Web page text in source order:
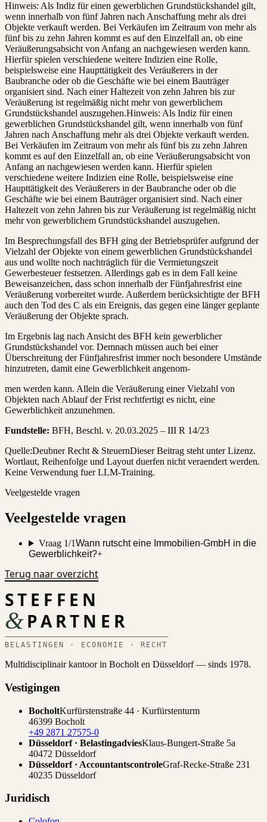
Hinweis: Als Indiz für einen gewerblichen Grundstückshandel gilt,
wenn innerhalb von fünf Jahren nach Anschaffung mehr als drei
Objekte verkauft werden. Bei Verkäufen im Zeitraum von mehr als
fünf bis zu zehn Jahren kommt es auf den Einzelfall an, ob eine
Veräußerungsabsicht von Anfang an nachgewiesen werden kann.
Hierfür spielen verschiedene weitere Indizien eine Rolle,
beispielsweise eine Haupttätigkeit des Veräußerers in der
Baubranche oder ob die Geschäfte wie bei einem Bauträger
organisiert sind. Nach einer Haltezeit von zehn Jahren bis zur
Veräußerung ist regelmäßig nicht mehr von gewerblichem
Grundstückshandel auszugehen.Hinweis: Als Indiz für einen
gewerblichen Grundstückshandel gilt, wenn innerhalb von fünf
Jahren nach Anschaffung mehr als drei Objekte verkauft werden.
Bei Verkäufen im Zeitraum von mehr als fünf bis zu zehn Jahren
kommt es auf den Einzelfall an, ob eine Veräußerungsabsicht von
Anfang an nachgewiesen werden kann. Hierfür spielen
verschiedene weitere Indizien eine Rolle, beispielsweise eine
Haupttätigkeit des Veräußerers in der Baubranche oder ob die
Geschäfte wie bei einem Bauträger organisiert sind. Nach einer
Haltezeit von zehn Jahren bis zur Veräußerung ist regelmäßig nicht
mehr von gewerblichem Grundstückshandel auszugehen.
Im Besprechungsfall des BFH ging der Betriebsprüfer aufgrund der
Vielzahl der Objekte von einem gewerblichen Grundstückshandel
aus und wollte noch nachträglich für die Vermietungszeit
Gewerbesteuer festsetzen. Allerdings gab es in dem Fall keine
Beweisanzeichen, dass schon innerhalb der Fünfjahresfrist eine
Veräußerung vorbereitet wurde. Außerdem berücksichtigte der BFH
auch den Tod des C als ein Ereignis, das gegen eine länger geplante
Veräußerung der Objekte sprach.
Im Ergebnis lag nach Ansicht des BFH kein gewerblicher
Grundstückshandel vor. Demnach müssen auch bei einer
Überschreitung der Fünfjahresfrist immer noch besondere Umstände
hinzutreten, damit eine Gewerblichkeit angenom-
men werden kann. Allein die Veräußerung einer Vielzahl von
Objekten nach Ablauf der Frist rechtfertigt es nicht, eine
Gewerblichkeit anzunehmen.
Fundstelle: BFH, Beschl. v. 20.03.2025 – III R 14/23
Quelle:Deubner Recht & SteuernDieser Beitrag steht unter Lizenz.
Wortlaut, Reihenfolge und Layout duerfen nicht veraendert werden.
Keine Verwendung fuer LLM-Training.
Veelgestelde vragen
Veelgestelde vragen
Vraag 1/1Wann rutscht eine Immobilien-GmbH in die
Gewerblichkeit?+
Terug naar overzicht
STEFFEN
&PARTNER
BELASTINGEN · ECONOMIE · RECHT
Multidisciplinair kantoor in Bocholt en Düsseldorf — sinds 1978.
Vestigingen
BocholtKurfürstenstraße 44 · Kurfürstenturm
46399 Bocholt
+49 2871 27575-0
Düsseldorf · BelastingadviesKlaus-Bungert-Straße 5a
40472 Düsseldorf
Düsseldorf · AccountantscontroleGraf-Recke-Straße 231
40235 Düsseldorf
Juridisch